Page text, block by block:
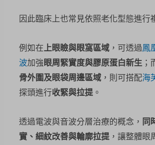
因此臨床上也常見依照老化型態進行
例如在上眼瞼與眼窩區域 ，可透過鳳
波加強眼周緊實度與膠原蛋白新生 ；
骨外圍及眼袋周邊區域 ，則可搭配海
探頭進行收緊與拉提。
透過電波與音波分層治療的概念， 同
實、細紋改善與輪廓拉提，讓整體眼